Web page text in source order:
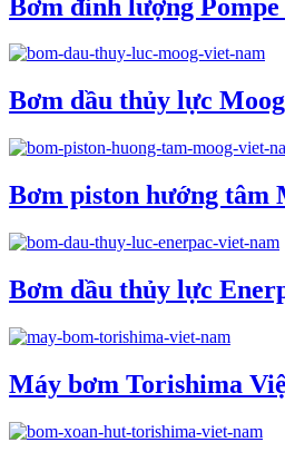
Bơm đinh lượng
Bơm dầu thủy lực
Bơm piston hướng tâm
Bơm dầu thủy lực
Máy bơm Torishima